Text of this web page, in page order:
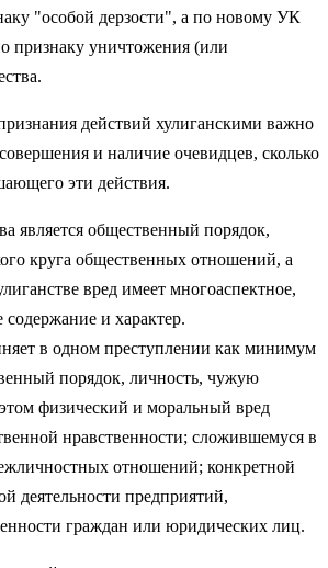
"особой дерзости", а по новому УК
признаку уничтожения (или
действий хулиганскими важно
и наличие очевидцев, сколько
эти действия.
является общественный порядок,
круга общественных отношений, а
вред имеет многоаспектное,
и характер.
в одном преступлении как минимум
порядок, личность, чужую
физический и моральный вред
нравственности; сложившемуся в
отношений; конкретной
деятельности предприятий,
граждан или юридических лиц.